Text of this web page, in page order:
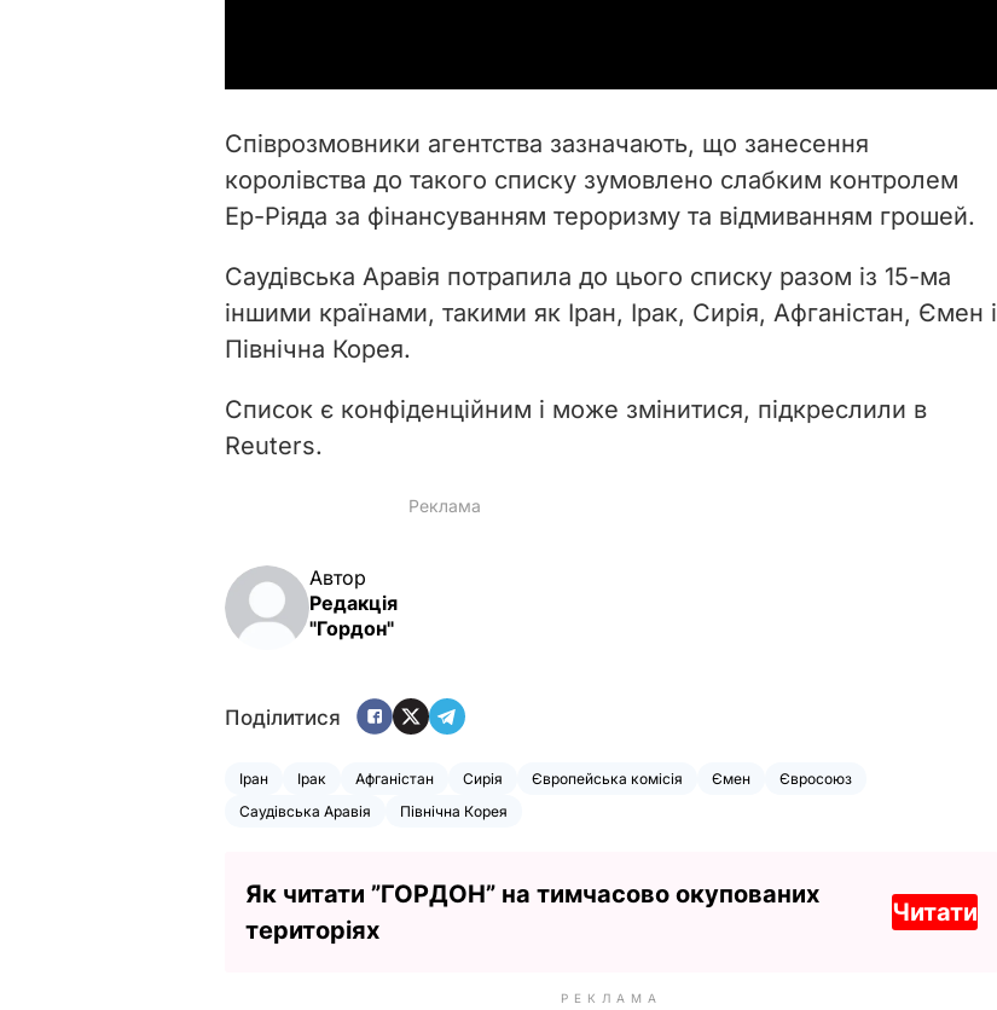
i
d
e
o
Співрозмовники агентства зазначають, що занесення
королівства до такого списку зумовлено слабким контролем
Ер-Ріяда за фінансуванням тероризму та відмиванням грошей.
Саудівська Аравія потрапила до цього списку разом із 15-ма
іншими країнами, такими як Іран, Ірак, Сирія, Афганістан, Ємен і
Північна Корея.
Список є конфіденційним і може змінитися, підкреслили в
Reuters.
Автор
Редакція
"Гордон"
Поділитися
Іран Ірак Афганістан Сирія Європейська комісія Ємен
Євросоюз
Саудівська Аравія
Північна Корея
Як читати ”ГОРДОН” на тимчасово окупованих
територіях
Читати
РЕКЛАМА